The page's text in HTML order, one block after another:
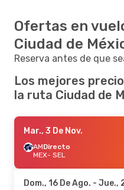
Ofertas en
Ciudad de
Reserva antes de que
Los mejores
la ruta Ciudad de
Mar., 3 De Nov.
AMDirecto
MEX- SEL
Dom., 16 De Ago. - Jue.,